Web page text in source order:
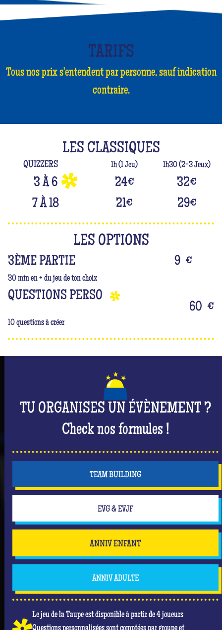
TARIFS
Tous nos prix s'entendent par personne, sauf indication
contraire.
LES CLASSIQUES
QUIZZERS 1h (1 Jeu) 1h30 (2-3 Jeux)
3 À 6 24€ 32€
7 À 18
21€ 29€
LES OPTIONS
3ÈME PARTIE
30 min en + du jeu de ton choix
9 €
QUESTIONS PERSO
10 questions à créer
60 €
TU ORGANISES UN ÉVÈNEMENT ?
Check nos formules !
TEAM BUILDING
EVG & EVJF
ANNIV ENFANT
ANNIV ADULTE
Le jeu de la Taupe est disponible à partir de 4 joueurs